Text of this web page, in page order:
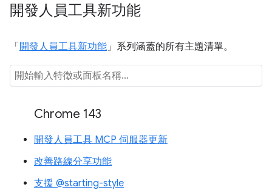
開發人員工具新功能
「開發人員工具新功能 」系列涵蓋的所有主題清單。
Chrome 143
開發人員工具 MCP 伺服器更新
改善路線分享功能
支援 @starting-style